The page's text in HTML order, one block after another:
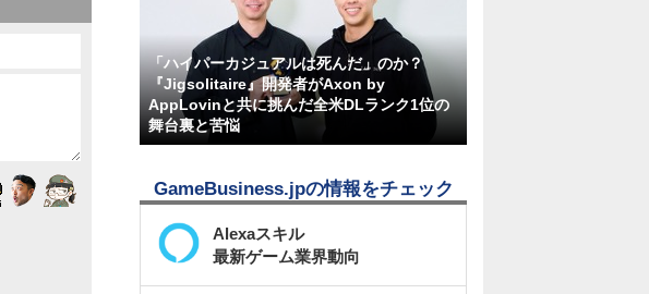
「ハイパーカジュアルは死んだ」のか？
『Jigsolitaire』開発者がAxon by
AppLovinと共に挑んだ全米DLランク1位の
舞台裏と苦悩
GameBusiness.jpの情報をチェック
Alexaスキル
最新ゲーム業界動向